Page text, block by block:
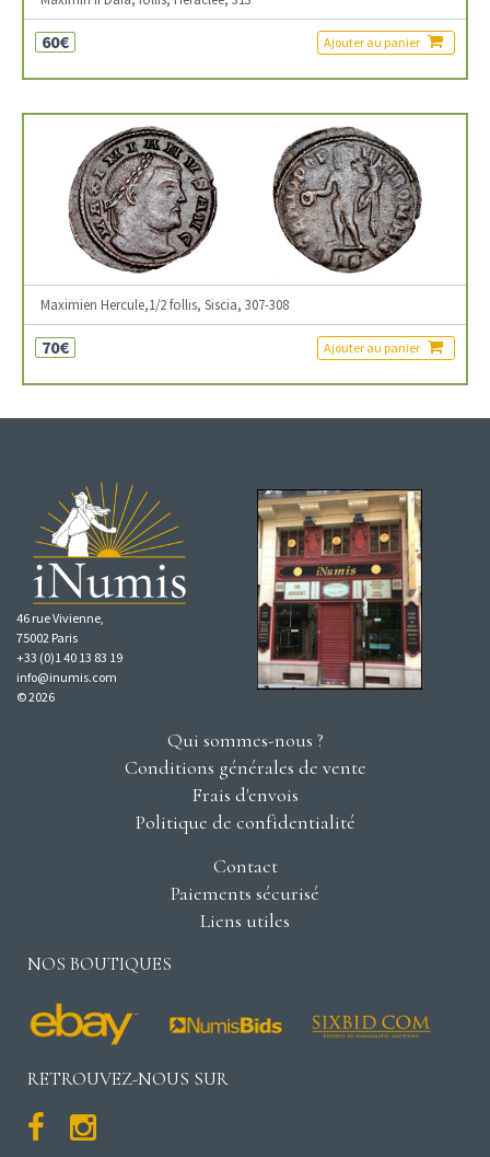
60€ Ajouter au panier
Maximien Hercule,1/2 follis, Siscia, 307-308
70€ Ajouter au panier
46 rue Vivienne,
75002 Paris
+33 (0)1 40 13 83 19
info@inumis.com
© 2026
Qui sommes-nous ?
Conditions générales de vente
Frais d'envois
Politique de confidentialité
Contact
Paiements sécurisé
Liens utiles
NOS BOUTIQUES
RETROUVEZ-NOUS SUR